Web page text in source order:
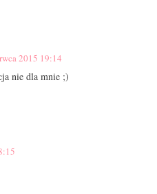
2015 19:14
nie dla mnie ;)